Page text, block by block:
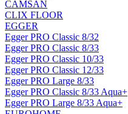
CAMSAN
CLIX FLOOR
EGGER
Egger PRO Classic 8/32
Egger PRO Classic 8/33
Egger PRO Classic 10/33
Egger PRO Classic 12/33
Egger PRO Large 8/33
Egger PRO Classic 8/33 Aqua+
Egger PRO Large 8/33 Aqua+